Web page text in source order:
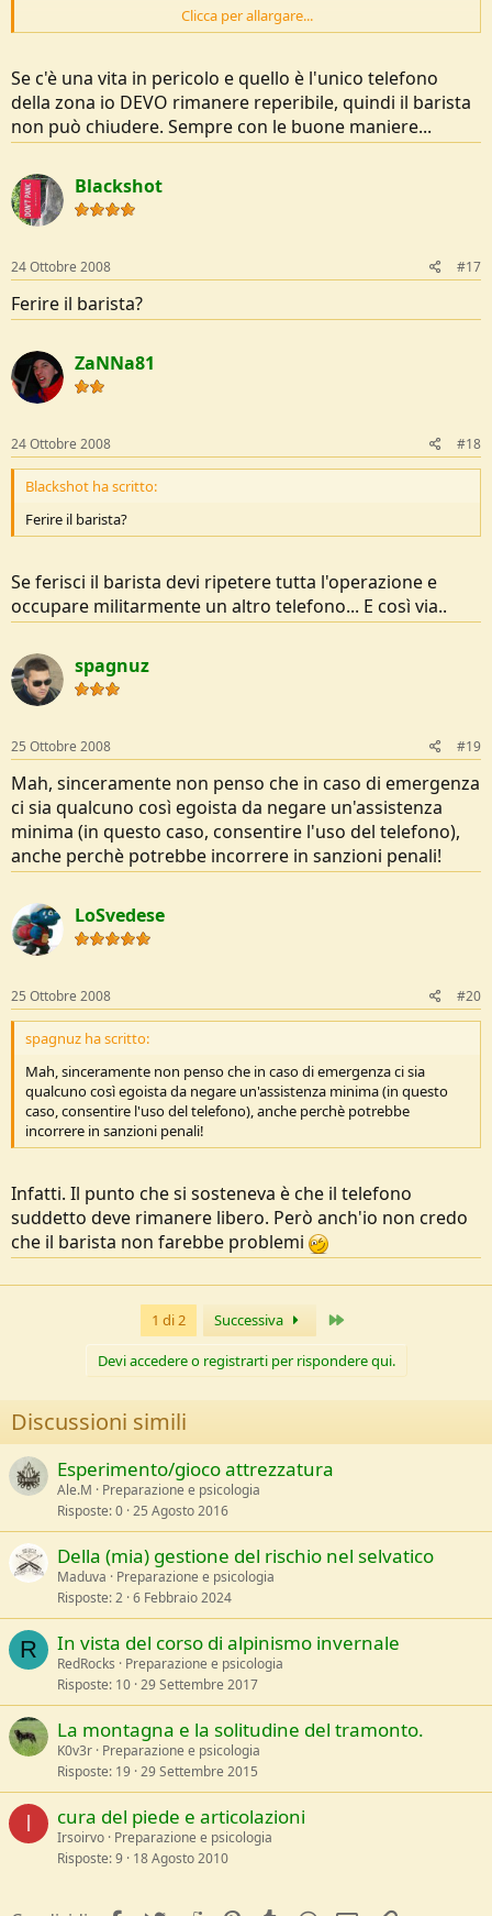
Qualora il barista voglia telefonare alla nonna lo prego di fare
al freddo, altrimenti da quel telefono mi allontano solo quando
arriva la squadra di soccorso fuori dal bar...in barella, dopo che il
barista me le ha suonate.
Sono per le buone maniere e in casa d'altri cerco di comportarmi
Clicca per allargare...
Se c'è una vita in pericolo e quello è l'unico telefono
della zona io DEVO rimanere reperibile, quindi il barista
non può chiudere. Sempre con le buone maniere...
Blackshot
24 Ottobre 2008 #17
Ferire il barista?
ZaNNa81
24 Ottobre 2008 #18
Blackshot ha scritto:
Ferire il barista?
Se ferisci il barista devi ripetere tutta l'operazione e
occupare militarmente un altro telefono... E così via..
spagnuz
25 Ottobre 2008 #19
Mah, sinceramente non penso che in caso di emergenza
ci sia qualcuno così egoista da negare un'assistenza
minima (in questo caso, consentire l'uso del telefono),
anche perchè potrebbe incorrere in sanzioni penali!
LoSvedese
25 Ottobre 2008 #20
spagnuz ha scritto:
Mah, sinceramente non penso che in caso di emergenza ci sia
qualcuno così egoista da negare un'assistenza minima (in questo
caso, consentire l'uso del telefono), anche perchè potrebbe
incorrere in sanzioni penali!
Infatti. Il punto che si sosteneva è che il telefono
suddetto deve rimanere libero. Però anch'io non credo
che il barista non farebbe problemi
1 di 2 Successiva
Devi accedere o registrarti per rispondere qui.
Discussioni simili
Esperimento/gioco attrezzatura
Ale.M
Preparazione e psicologia
Risposte 0 25 Agosto 2016
Della (mia) gestione del rischio nel selvatico
Maduva
Preparazione e psicologia
Risposte 2 6 Febbraio 2024
R In vista del corso di alpinismo invernale
RedRocks
Preparazione e psicologia
Risposte 10 29 Settembre 2017
La montagna e la solitudine del tramonto.
K0v3r Preparazione e psicologia
Risposte 19 29 Settembre 2015
I cura del piede e articolazioni
Irsoirvo Preparazione e psicologia
Risposte 9 18 Agosto 2010